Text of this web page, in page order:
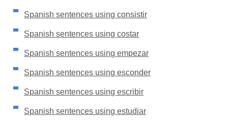
Spanish sentences using consistir
Spanish sentences using costar
Spanish sentences using empezar
Spanish sentences using esconder
Spanish sentences using escribir
Spanish sentences using estudiar